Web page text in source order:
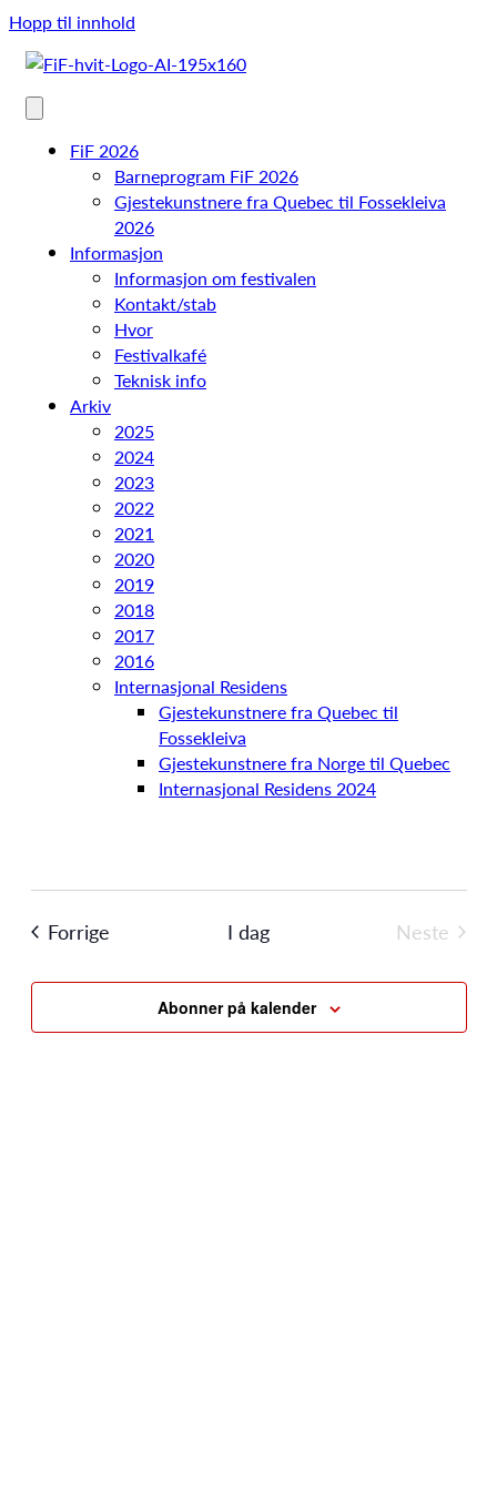
Hopp til innhold
FiF 2026
Barneprogram FiF 2026
Gjestekunstnere fra Quebec til Fossekleiva
2026
Informasjon
Informasjon om festivalen
Kontakt/stab
Hvor
Festivalkafé
Teknisk info
Arkiv
2025
2024
2023
2022
2021
2020
2019
2018
2017
2016
Internasjonal Residens
Gjestekunstnere fra Quebec til
Fossekleiva
Gjestekunstnere fra Norge til Quebec
Internasjonal Residens 2024
ForrigeArrangementerI dag
Neste
Abonner på kalender